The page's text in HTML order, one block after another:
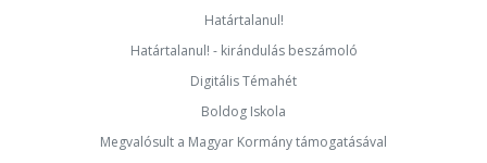
Határtalanul!
Határtalanul! - kirándulás beszámoló
Digitális Témahét
Boldog Iskola
Megvalósult a Magyar Kormány támogatásával